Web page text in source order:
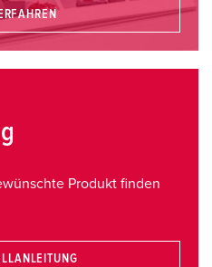
Produkt finden